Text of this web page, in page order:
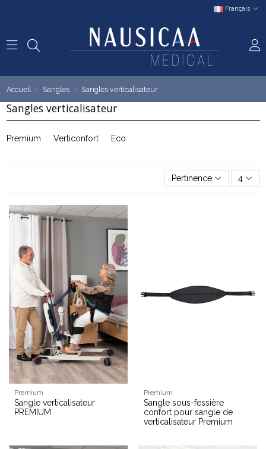
Français
Accueil Sangles Sangles verticalisateur
Sangles verticalisateur
Premium Verticonfort Eco
Pertinence 4
Premium
Sangle verticalisateur
PREMIUM
Premium
Sangle sous-fessière
confort pour sangle de
verticalisateur Premium